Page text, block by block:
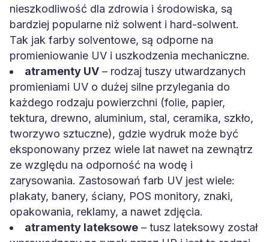
nieszkodliwość dla zdrowia i środowiska, są
bardziej popularne niż solwent i hard-solwent.
Tak jak farby solventowe, są odporne na
promieniowanie UV i uszkodzenia mechaniczne.
atramenty UV – rodzaj tuszy utwardzanych
promieniami UV o dużej silne przylegania do
każdego rodzaju powierzchni (folie, papier,
tektura, drewno, aluminium, stal, ceramika, szkło,
tworzywo sztuczne), gdzie wydruk może być
eksponowany przez wiele lat nawet na zewnątrz
ze względu na odporność na wodę i
zarysowania. Zastosowań farb UV jest wiele:
plakaty, banery, ściany, POS monitory, znaki,
opakowania, reklamy, a nawet zdjęcia.
atramenty lateksowe – tusz lateksowy został